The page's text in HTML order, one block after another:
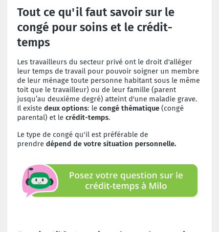
Tout ce qu'il faut savoir sur le
congé pour soins et le crédit-
temps
Les travailleurs du secteur privé ont le droit d'alléger
leur temps de travail pour pouvoir soigner un membre
de leur ménage toute personne habitant sous le même
toit que le travailleur) ou de leur famille (parent
jusqu’au deuxième degré) atteint d'une maladie grave.
Il existe deux options: le congé thématique (congé
parental) et le crédit-temps.
Le type de congé qu'il est préférable de
prendre dépend de votre situation personnelle.